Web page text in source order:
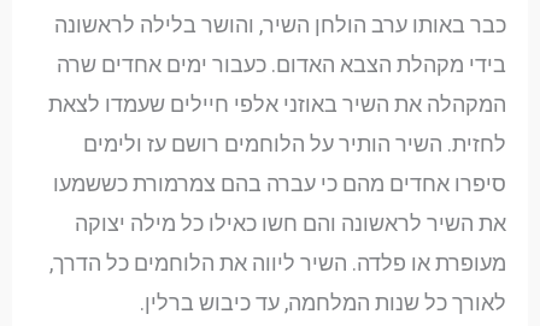
כבר באותו ערב הולחן השיר, והושר בלילה לראשונה
בידי מקהלת הצבא האדום. כעבור ימים אחדים שרה
המקהלה את השיר באוזני אלפי חיילים שעמדו לצאת
לחזית. השיר הותיר על הלוחמים רושם עז ולימים
סיפרו אחדים מהם כי עברה בהם צמרמורת כששמעו
את השיר לראשונה והם חשו כאילו כל מילה יצוקה
מעופרת או פלדה. השיר ליווה את הלוחמים כל הדרך,
לאורך כל שנות המלחמה, עד כיבוש ברלין.